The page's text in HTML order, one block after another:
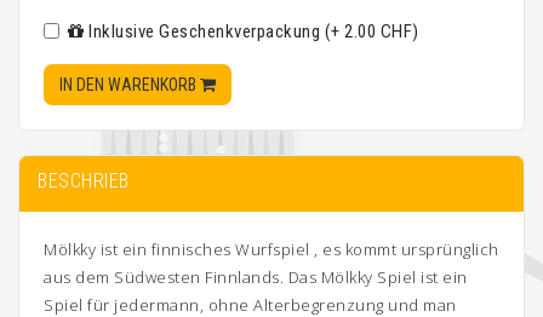
Inklusive Geschenkverpackung (+ 2.00 CHF)
IN DEN WARENKORB
BESCHRIEB
Mölkky ist ein finnisches Wurfspiel , es kommt ursprünglich
aus dem Südwesten Finnlands. Das Mölkky Spiel ist ein
Spiel für jedermann, ohne Alterbegrenzung und man